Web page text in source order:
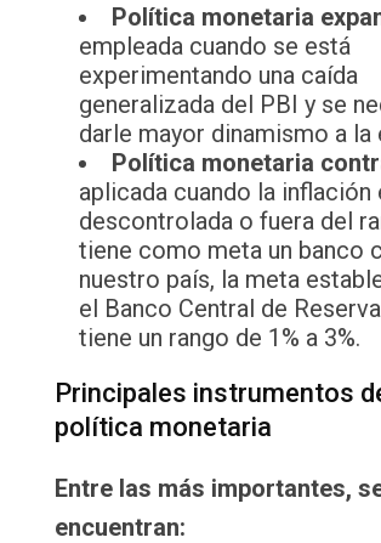
Política monetaria
empleada cuando se está
experimentando una caída
generalizada del PBI y se
darle mayor dinamismo a la
Política monetaria
aplicada cuando la inflación
descontrolada o fuera del
tiene como meta un banco
nuestro país, la meta
el Banco Central de
tiene un rango de 1% a 3%.
Principales instrumentos
política monetaria
Entre las más importantes,
encuentran: